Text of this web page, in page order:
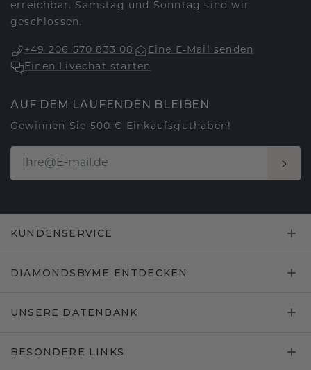
erreichbar. Samstag und Sonntag sind wir
geschlossen.
+49 206 570 833 08
Eine E-Mail senden
Einen Livechat starten
AUF DEM LAUFENDEN BLEIBEN
Gewinnen Sie 500 € Einkaufsguthaben!
KUNDENSERVICE
DIAMONDSBYME ENTDECKEN
UNSERE DATENBANK
BESONDERE LINKS